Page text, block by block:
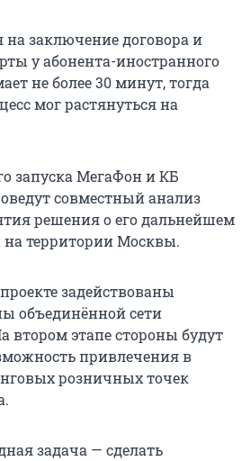
на заключение договора и
у абонента-иностранного
не более 30 минут, тогда
мог растянуться на
запуска МегаФон и КБ
совместный анализ
решения о его дальнейшем
территории Москвы.
задействованы
объединённой сети
втором этапе стороны будут
привлечения в
розничных точек
задача — сделать